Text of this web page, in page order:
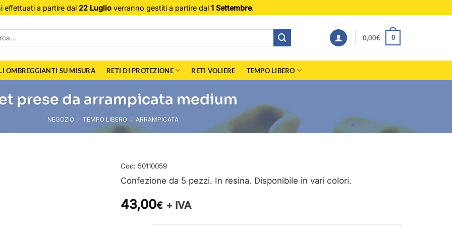
effettuati a partire dal 22 Luglioverranno gestiti a partire dal 1 Settembre.
0,00€ 0
OMBREGGIANTI SU MISURA RETI DI PROTEZIONE RETI VOLIERE TEMPO LIBERO
prese da arrampicata medium
NEGOZIO / TEMPO LIBERO / ARRAMPICATA
Cod: 50110059
Confezione da 5 pezzi. In resina. Disponibile in vari colori.
43,00€ + IVA